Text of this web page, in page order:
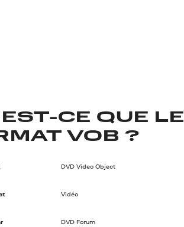
CE QUE LE
VOB ?
DVD Video Object
Vidéo
DVD Forum